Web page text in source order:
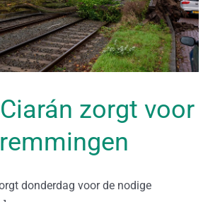
zorgt voor
donderdag voor de nodige